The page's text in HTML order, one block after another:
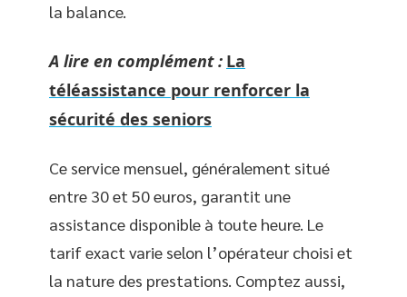
la balance.
A lire en complément : La
téléassistance pour renforcer la
sécurité des seniors
Ce service mensuel, généralement situé
entre 30 et 50 euros, garantit une
assistance disponible à toute heure. Le
tarif exact varie selon l’opérateur choisi et
la nature des prestations. Comptez aussi,